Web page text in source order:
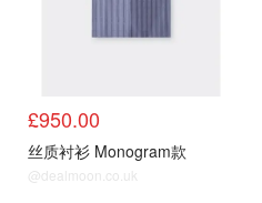
£950.00
丝质衬衫 Monogram款
@dealmoon.co.uk